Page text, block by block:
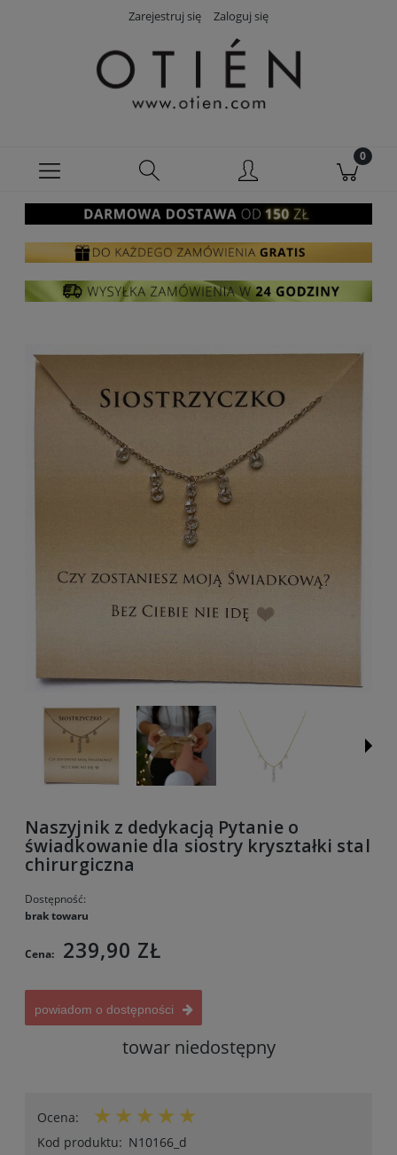
Zarejestruj się Zaloguj się
Naszyjnik z dedykacją Pytanie o
świadkowanie dla siostry kryształki stal
chirurgiczna
Dostępność:
brak towaru
Cena: 239,90 ZŁ
powiadom o dostępności
towar niedostępny
Ocena:
Kod produktu: N10166_d